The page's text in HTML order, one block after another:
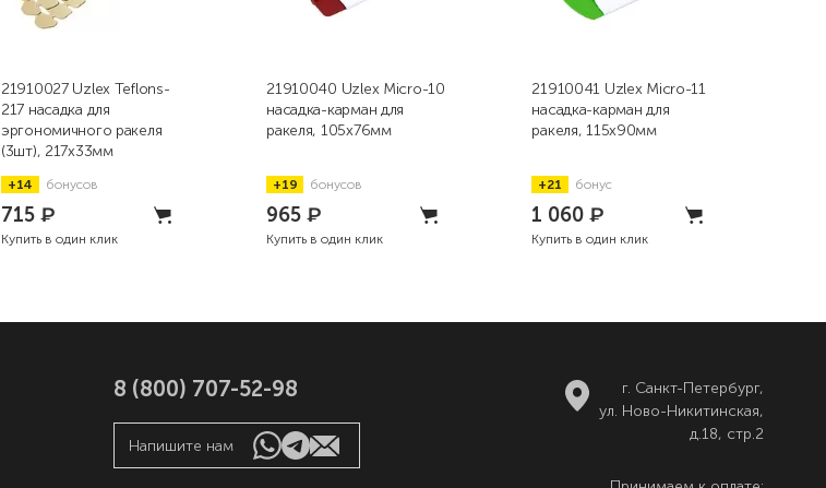
21910027 Uzlex Teflons-
217 насадка для
эргономичного ракеля
(3шт), 217х33мм
+14 бонусов
715 ₽
Купить в один клик
21910040 Uzlex Micro-10
насадка-карман для
ракеля, 105x76мм
+19 бонусов
965₽
Купить в один клик
21910041 Uzlex Micro-11
насадка-карман для
ракеля, 115x90мм
+21 бонус
1 060₽
Купить в один клик
8 (800) 707-52-98
Напишите нам
г. Санкт-Петербург,
ул. Ново-Никитинская,
д.18, стр.2